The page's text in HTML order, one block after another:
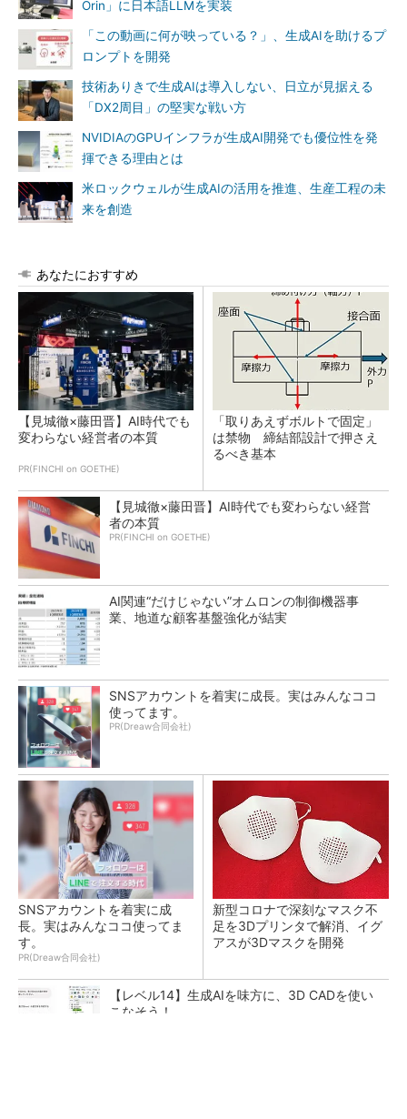
Orin」に日本語LLMを実装
「この動画に何が映っている？」、生成AIを助けるプ
ロンプトを開発
技術ありきで生成AIは導入しない、日立が見据える
「DX2周目」の堅実な戦い方
NVIDIAのGPUインフラが生成AI開発でも優位性を発
揮できる理由とは
米ロックウェルが生成AIの活用を推進、生産工程の未
来を創造
あなたにおすすめ
【見城徹×藤田晋】AI時代でも
変わらない経営者の本質
PR(FINCHI on GOETHE)
「取りあえずボルトで固定」
は禁物 締結部設計で押さえ
るべき基本
【見城徹×藤田晋】AI時代でも変わらない経営
者の本質
PR(FINCHI on GOETHE)
AI関連“だけじゃない”オムロンの制御機器事
業、地道な顧客基盤強化が結実
SNSアカウントを着実に成長。実はみんなココ
使ってます。
PR(Dreaw合同会社)
SNSアカウントを着実に成
長。実はみんなココ使ってま
す。
PR(Dreaw合同会社)
新型コロナで深刻なマスク不
足を3Dプリンタで解消、イグ
アスが3Dマスクを開発
【レベル14】生成AIを味方に、3D CADを使い
こなそう！